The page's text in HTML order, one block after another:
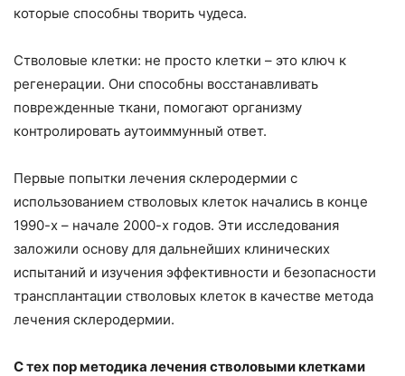
Заказать звонок
Оставьте свои контакты и мы свяжемся с вами в
Ваше имя *
которые способны творить чудеса.
Стволовые клетки: не просто клетки – это ключ к
регенерации. Они способны восстанавливать
поврежденные ткани, помогают организму
контролировать аутоиммунный ответ.
Первые попытки лечения склеродермии с
использованием стволовых клеток начались в конце
1990-х – начале 2000-х годов. Эти исследования
заложили основу для дальнейших клинических
испытаний и изучения эффективности и безопасности
трансплантации стволовых клеток в качестве метода
лечения склеродермии.
С тех пор методика лечения стволовыми клетками